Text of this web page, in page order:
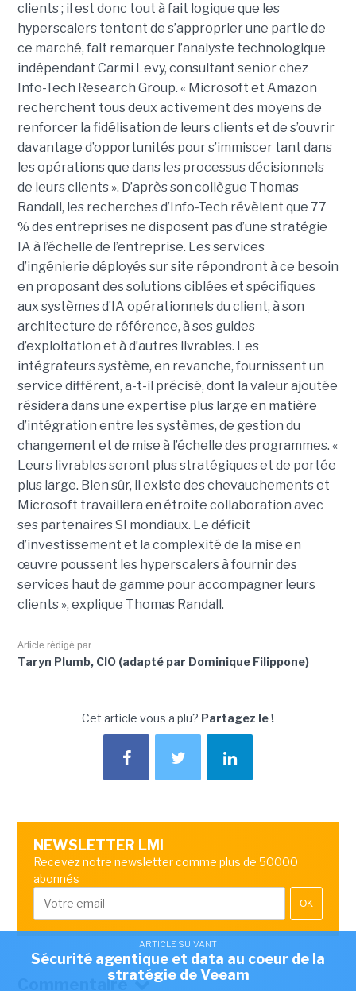
clients ; il est donc tout à fait logique que les
hyperscalers tentent de s’approprier une partie de
ce marché, fait remarquer l’analyste technologique
indépendant Carmi Levy, consultant senior chez
Info-Tech Research Group. « Microsoft et Amazon
recherchent tous deux activement des moyens de
renforcer la fidélisation de leurs clients et de s’ouvrir
davantage d’opportunités pour s’immiscer tant dans
les opérations que dans les processus décisionnels
de leurs clients ». D’après son collègue Thomas
Randall, les recherches d’Info-Tech révèlent que 77
% des entreprises ne disposent pas d’une stratégie
IA à l’échelle de l’entreprise. Les services
d’ingénierie déployés sur site répondront à ce besoin
en proposant des solutions ciblées et spécifiques
aux systèmes d’IA opérationnels du client, à son
architecture de référence, à ses guides
d’exploitation et à d’autres livrables. Les
intégrateurs système, en revanche, fournissent un
service différent, a-t-il précisé, dont la valeur ajoutée
résidera dans une expertise plus large en matière
d’intégration entre les systèmes, de gestion du
changement et de mise à l’échelle des programmes. «
Leurs livrables seront plus stratégiques et de portée
plus large. Bien sûr, il existe des chevauchements et
Microsoft travaillera en étroite collaboration avec
ses partenaires SI mondiaux. Le déficit
d’investissement et la complexité de la mise en
œuvre poussent les hyperscalers à fournir des
services haut de gamme pour accompagner leurs
clients », explique Thomas Randall.
Article rédigé par
Taryn Plumb, CIO (adapté par Dominique Filippone)
Cet article vous a plu? Partagez le !
NEWSLETTER LMI
Recevez notre newsletter comme plus de 50000
abonnés
OK
Commentaire
ARTICLE SUIVANT
Sécurité agentique et data au coeur de la
stratégie de Veeam